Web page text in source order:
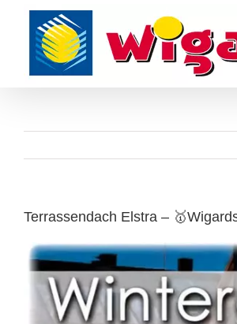
content
Terrassendach Elstra –